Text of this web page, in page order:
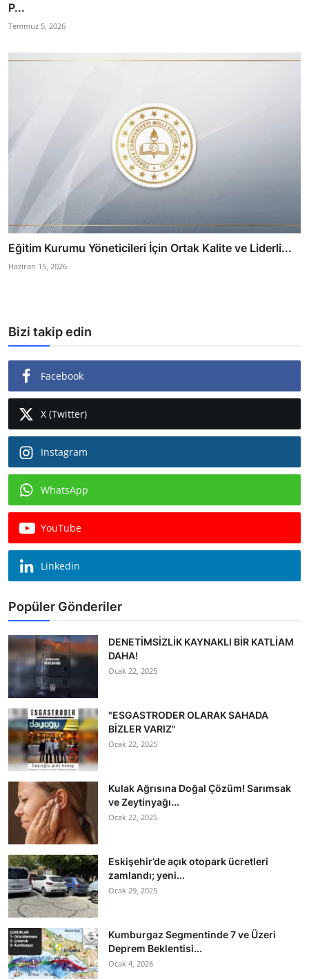
P...
Temmuz 5, 2026
Eğitim Kurumu Yöneticileri İçin Ortak Kalite ve Liderli...
Haziran 15, 2026
Bizi takip edin
Facebook
X (Twitter)
Instagram
WhatsApp
YouTube
Linkedin
Popüler Gönderiler
DENETİMSİZLİK KAYNAKLI BİR KATLİAM
DAHA!
Ocak 22, 2025
"ESGASTRODER OLARAK SAHADA
BİZLER VARIZ"
Ocak 22, 2025
Kulak Ağrısına Doğal Çözüm! Sarımsak
ve Zeytinyağı...
Ocak 22, 2025
Eskişehir’de açık otopark ücretleri
zamlandı; yeni...
Ocak 29, 2025
Kumburgaz Segmentinde 7 ve Üzeri
Deprem Beklentisi...
Ocak 4, 2026